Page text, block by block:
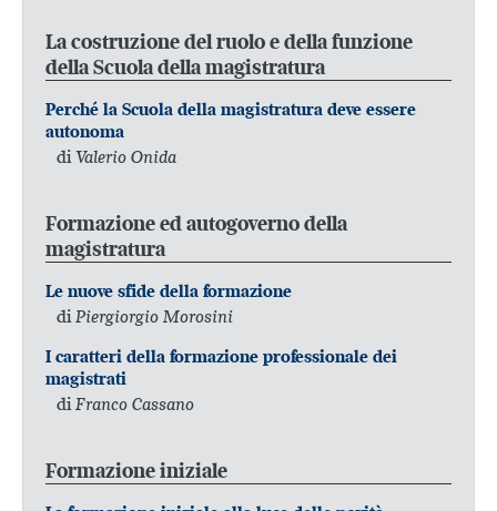
La costruzione del ruolo e della funzione
della Scuola della magistratura
Perché la Scuola della magistratura deve essere
autonoma
di Valerio Onida
Formazione ed autogoverno della
magistratura
Le nuove sfide della formazione
di Piergiorgio Morosini
I caratteri della formazione professionale dei
magistrati
di Franco Cassano
Formazione iniziale